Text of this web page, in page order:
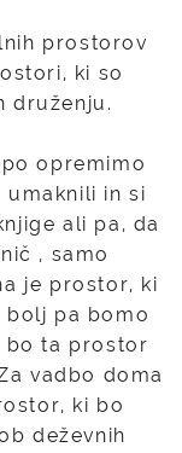
prostorov
ki so
druženju.
opremimo
in si
ali pa, da
, samo
je prostor, ki
bolj pa bomo
bo ta prostor
vadbo doma
ki bo
deževnih